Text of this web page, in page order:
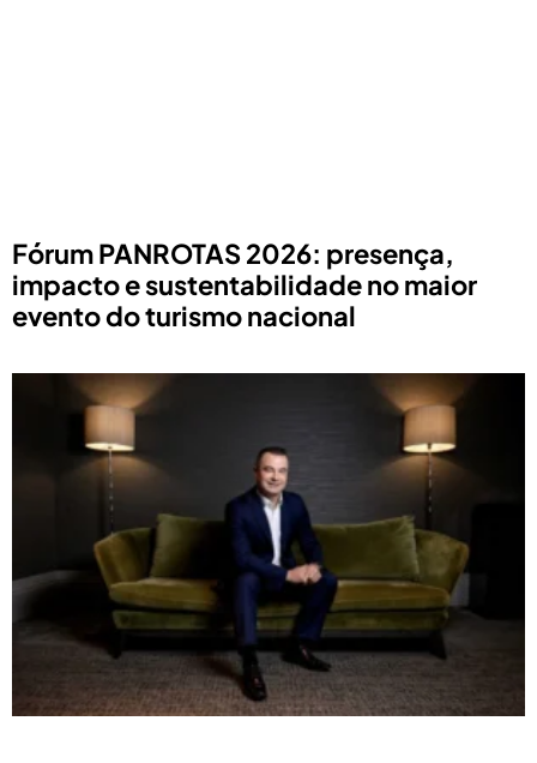
Fórum PANROTAS 2026: presença,
impacto e sustentabilidade no maior
evento do turismo nacional